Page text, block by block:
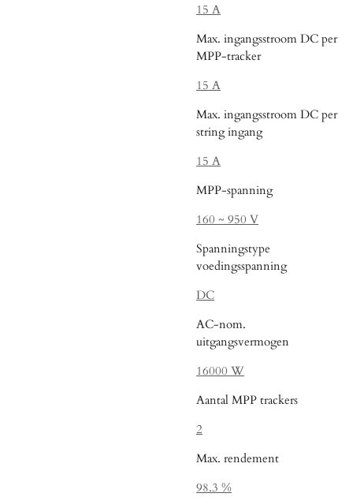
15 A
Max. ingangsstroom DC per
MPP-tracker
15 A
Max. ingangsstroom DC per
string ingang
15 A
MPP-spanning
160 ~ 950 V
Spanningstype
voedingsspanning
DC
AC-nom.
uitgangsvermogen
16000 W
Aantal MPP trackers
2
Max. rendement
98.3 %